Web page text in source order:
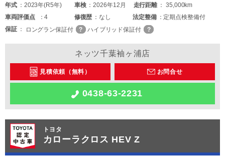
年式 2023年(R5年) 車検 2026年12月 走行距離
35,000km
車両評価点 4 修復歴 なし 法定整備
定期点検整備付
保証
ロングラン保証付 ハイブリッド保証付
ネッツ千葉袖ヶ浦店
見積依頼（無料） お問合せ
0438-63-2231
トヨタ
カローラクロス HEV Z